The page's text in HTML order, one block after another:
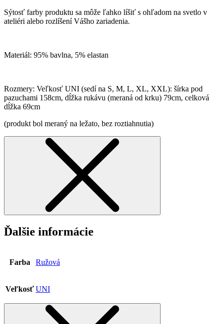
Sýtosť farby produktu sa môže ľahko líšiť s ohľadom na svetlo v
ateliéri alebo rozlíšení Vášho zariadenia.
Materiál: 95% bavlna, 5% elastan
Rozmery: Veľkosť UNI (sedí na S, M, L, XL, XXL): šírka pod
pazuchami 158cm, dĺžka rukávu (meraná od krku) 79cm, celková
dĺžka 69cm
(produkt bol meraný na ležato, bez roztiahnutia)
Ďalšie informácie
Farba Ružová
Veľkosť UNI